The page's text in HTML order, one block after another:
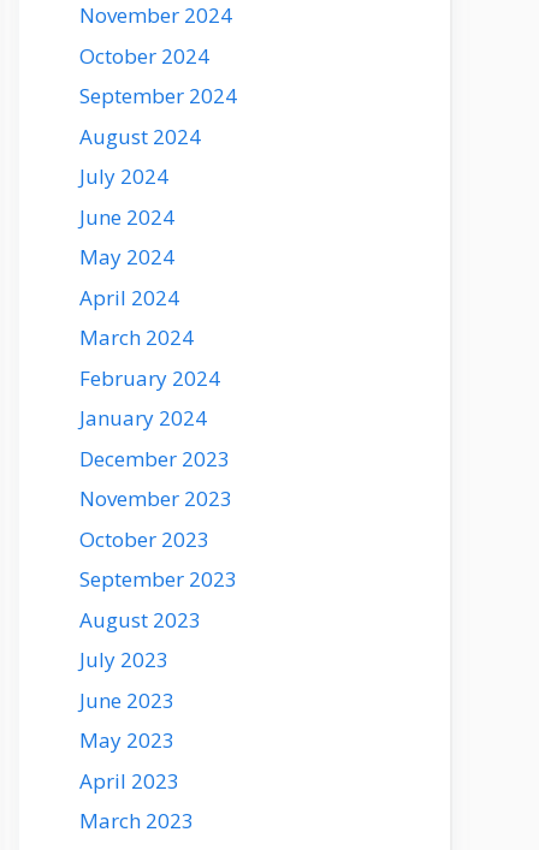
November 2024
October 2024
September 2024
August 2024
July 2024
June 2024
May 2024
April 2024
March 2024
February 2024
January 2024
December 2023
November 2023
October 2023
September 2023
August 2023
July 2023
June 2023
May 2023
April 2023
March 2023